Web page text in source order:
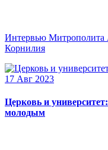
Интервью Митрополита
Корнилия
17 Авг 2023
Церковь и
молодым